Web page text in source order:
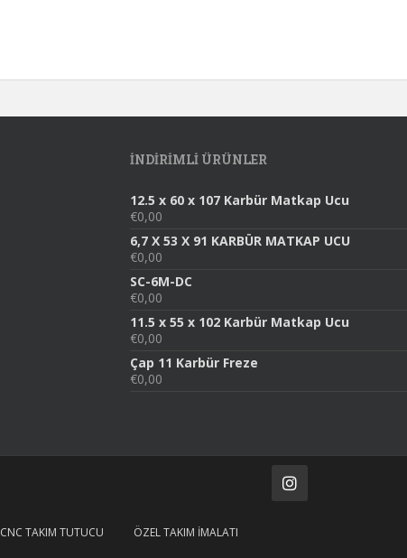
INDIRIMLI ÜRÜNLER
12.5 x 60 x 107 Karbür Matkap Ucu
€0,00
6,7 X 53 X 91 KARBÜR MATKAP UCU
€0,00
SC-6M-DC
€0,00
11.5 x 55 x 102 Karbür Matkap Ucu
€0,00
Çap 11 Karbür Freze
€0,00
CNC TAKIM TUTUCU ÖZEL TAKIM İMALATI